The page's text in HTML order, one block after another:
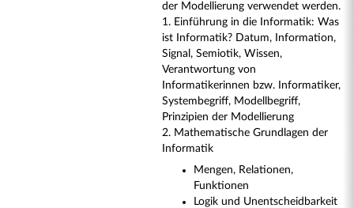
der Modellierung verwendet werden.
1. Einführung in die Informatik: Was
ist Informatik? Datum, Information,
Signal, Semiotik, Wissen,
Verantwortung von
Informatikerinnen bzw. Informatiker,
Systembegriff, Modellbegriff,
Prinzipien der Modellierung
2. Mathematische Grundlagen der
Informatik
Mengen, Relationen,
Funktionen
Logik und Unentscheidbarkeit